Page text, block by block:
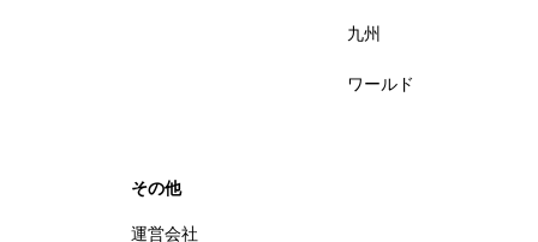
九州
ワールド
その他
運営会社